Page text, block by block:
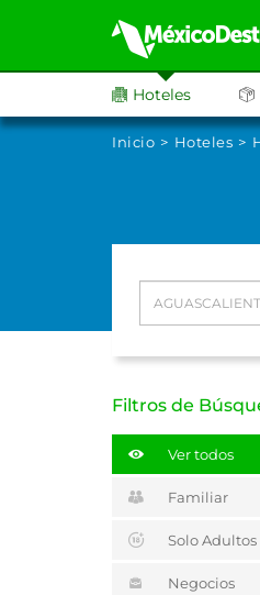
Hoteles
Inicio Hoteles
Filtros de
Ver todos
Familiar
Solo Adultos
Negocios